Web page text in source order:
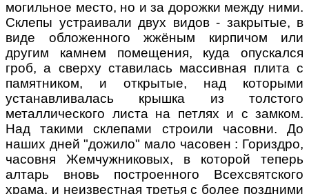
могильное место, но и за дорожки между ними.
Склепы устраивали двух видов - закрытые, в
виде обложенного жжёным кирпичом или
другим камнем помещения, куда опускался
гроб, а сверху ставилась массивная плита с
памятником, и открытые, над которыми
устанавливалась крышка из толстого
металлического листа на петлях и с замком.
Над такими склепами строили часовни. До
наших дней "дожило" мало часовен : Гориздро,
часовня Жемчужниковых, в которой теперь
алтарь вновь построенного Всехсвятского
храма, и неизвестная третья с более поздними